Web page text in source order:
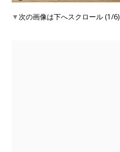
▼次の画像は下へスクロール (1/6)